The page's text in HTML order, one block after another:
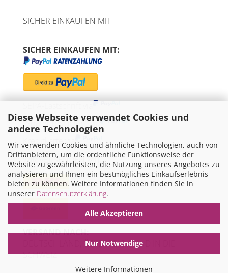
Diese Webseite verwendet Cookies und
andere Technologien
Wir verwenden Cookies und ähnliche Technologien, auch von
Drittanbietern, um die ordentliche Funktionsweise der
Website zu gewährleisten, die Nutzung unseres Angebotes zu
analysieren und Ihnen ein bestmögliches Einkaufserlebnis
bieten zu können. Weitere Informationen finden Sie in
unserer Datenschutzerklärung.
Alle Akzeptieren
Nur Notwendige
Weitere Informationen
SICHER EINKAUFEN MIT
SICHER EINKAUFEN MIT:
"Später bezahlen" via
Kreditkarte via
WIR VERSENDEN MIT
VERSAND NACH:
DEUTSCHLAND, ÖSTERREICH UND IN DIE
SCHWEIZ